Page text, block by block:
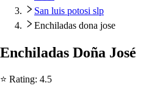
San luis potosi slp
Enchiladas dona jose
Enchiladas Doña José
⭐ Rating: 4.5